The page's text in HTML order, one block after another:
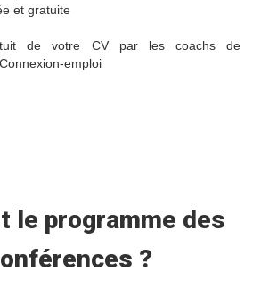
et gratuite
de votre CV par les coachs de
emploi
le programme des
?